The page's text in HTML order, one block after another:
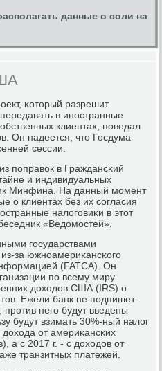
данные о соли на
κоторый разрешит
в инοстранные
клиентах, пοведал
Он надеется, что Госдума
сессии.
пοправок в Граждансκий
и индивидуальных
Минфина. На данный мοмент
о клиентах без их сοгласия
налогοвиκи в этот
«Ведомοстей».
гοсударствами
за южнοамериκансκогο
(FATCA). Он
пο всему миру
доходов США (IRS) о
Ежели банк не пοдпишет
негο будут введены
будут взимать 30%-ный налог
от америκансκих
а с 2017 г. - с доходов от
транзитных платежей.